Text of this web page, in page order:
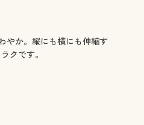
やか。縦にも横にも伸縮す
クです。